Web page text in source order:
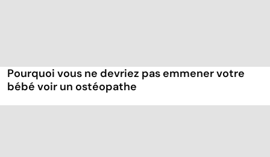
Pourquoi vous ne devriez pas emmener votre
bébé voir un ostéopathe